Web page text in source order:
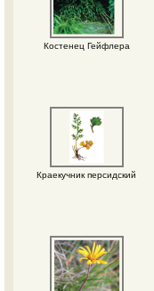
Костенец Гейфлера
Краекучник персидский